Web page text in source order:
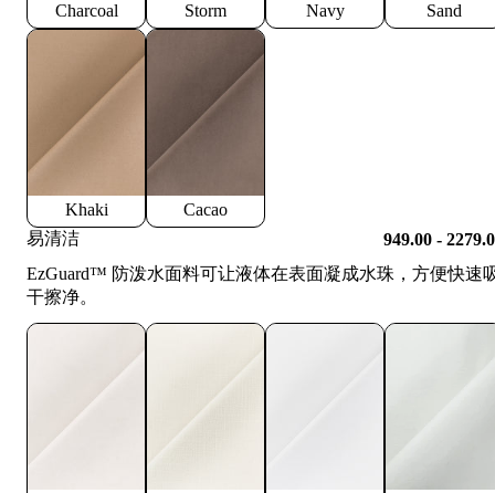
Charcoal Storm Navy Sand
Khaki
Cacao
易清洁
949.00 -
EzGuard™️ 防泼水面料可让液体在表面凝成水珠，方便快速
干擦净。